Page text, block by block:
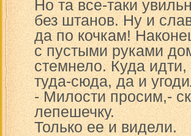
Но та все-таки
без штанов. Ну и
да по кочкам!
с пустыми руками
стемнело. Куда
туда-сюда, да и
- Милости просим,-
лепешечку.
Только ее и видели.